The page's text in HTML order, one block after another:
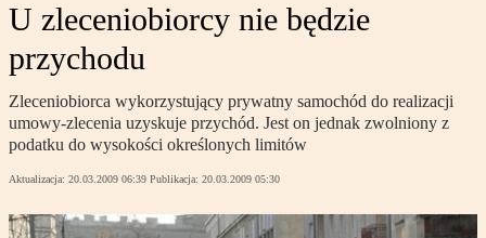
U zleceniobiorcy nie będzie
przychodu
Zleceniobiorca wykorzystujący prywatny samochód do realizacji
umowy-zlecenia uzyskuje przychód. Jest on jednak zwolniony z
podatku do wysokości określonych limitów
Aktualizacja: 20.03.2009 06:39 Publikacja: 20.03.2009 05:30